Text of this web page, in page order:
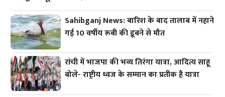
Sahibganj News: बारिश के बाद तालाब में नहाने
गई 10 वर्षीय रूबी की डूबने से मौत
रांची में भाजपा की भव्य तिरंगा यात्रा, आदित्य साहू
बोले- राष्ट्रीय ध्वज के सम्मान का प्रतीक है यात्रा